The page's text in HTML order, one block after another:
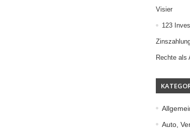
Visier
123
Rechte als
Auto,